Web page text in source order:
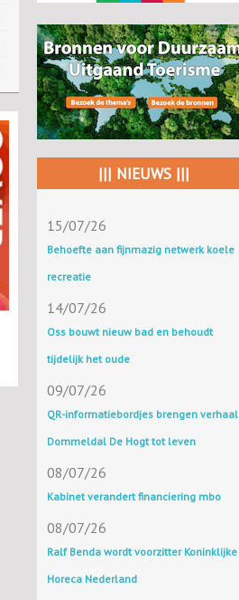
||| NIEUWS |||
15/07/26
Behoefte aan fijnmazig netwerk koele
recreatie
14/07/26
Oss bouwt nieuw bad en behoudt
tijdelijk het oude
09/07/26
QR-informatiebordjes brengen verhaal
Dommeldal De Hogt tot leven
08/07/26
Kabinet verandert financiering mbo
08/07/26
Ralf Benda wordt voorzitter Koninklijke
Horeca Nederland